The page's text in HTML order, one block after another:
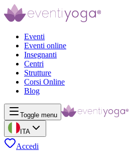
Eventi
Eventi online
Insegnanti
Centri
Strutture
Corsi Online
Blog
Toggle menu
ITA
Accedi